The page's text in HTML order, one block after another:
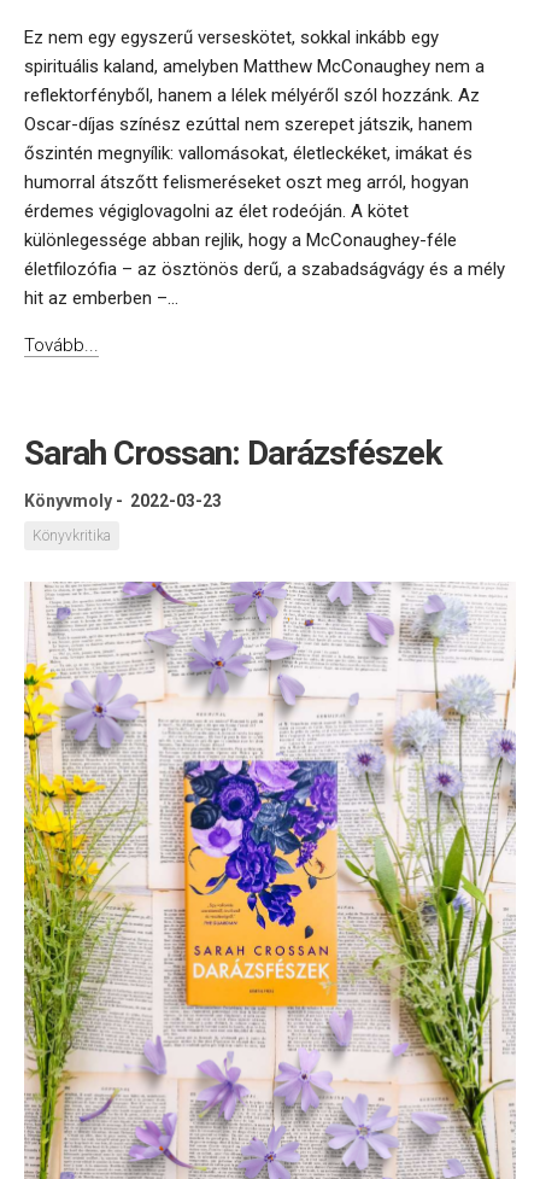
Ez nem egy egyszerű verseskötet, sokkal inkább egy
spirituális kaland, amelyben Matthew McConaughey nem a
reflektorfényből, hanem a lélek mélyéről szól hozzánk. Az
Oscar-díjas színész ezúttal nem szerepet játszik, hanem
őszintén megnyílik: vallomásokat, életleckéket, imákat és
humorral átszőtt felismeréseket oszt meg arról, hogyan
érdemes végiglovagolni az élet rodeóján. A kötet
különlegessége abban rejlik, hogy a McConaughey-féle
életfilozófia – az ösztönös derű, a szabadságvágy és a mély
hit az emberben –...
Tovább...
Sarah Crossan: Darázsfészek
Könyvmoly - 2022-03-23
Könyvkritika